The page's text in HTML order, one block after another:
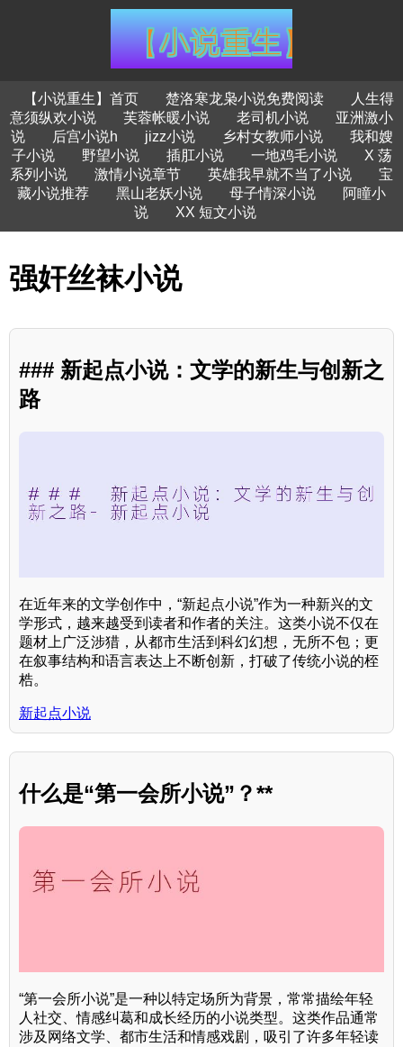
【小说重生】首页 楚洛寒龙枭小说免费阅读
人生得
意须纵欢小说
芙蓉帐暖小说 老司机小说
亚洲激小
说
后宫小说h jizz小说 乡村女教师小说
我和嫂
子小说
野望小说 插肛小说 一地鸡毛小说
X 荡
系列小说
激情小说章节 英雄我早就不当了小说
宝
藏小说推荐
黑山老妖小说 母子情深小说
阿瞳小
说
XX 短文小说
强奸丝袜小说
### 新起点小说：文学的新生与创新之
路
在近年来的文学创作中，“新起点小说”作为一种新兴的文
学形式，越来越受到读者和作者的关注。这类小说不仅在
题材上广泛涉猎，从都市生活到科幻幻想，无所不包；更
在叙事结构和语言表达上不断创新，打破了传统小说的桎
梏。
新起点小说
什么是“第一会所小说”？**
“第一会所小说”是一种以特定场所为背景，常常描绘年轻
人社交、情感纠葛和成长经历的小说类型。这类作品通常
涉及网络文学、都市生活和情感戏剧，吸引了许多年轻读